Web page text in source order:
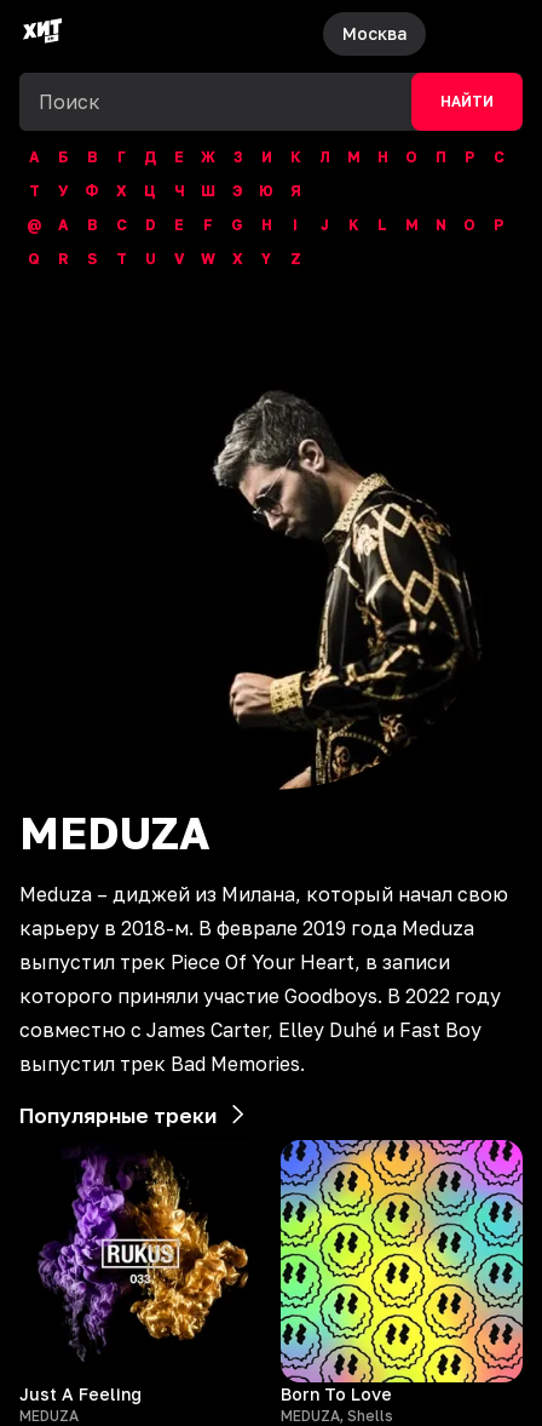
Москва
НАЙТИ
А Б В Г Д Е Ж З И К Л М Н О П Р
С
Т
У Ф Х Ц Ч Ш Э Ю
Я
@
A B C D E F G H I J K L M N O
P
Q
R S T U V W X Y Z
MEDUZA
Meduza – диджей из Милана, который начал свою
карьеру в 2018-м. В феврале 2019 года Meduza
выпустил трек Piece Of Your Heart, в записи
которого приняли участие Goodboys. В 2022 году
совместно с James Carter, Elley Duhé и Fast Boy
выпустил трек Bad Memories.
Популярные треки
Just A Feeling
MEDUZA
Born To Love
MEDUZA, Shells